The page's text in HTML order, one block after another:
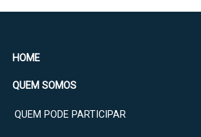
HOME
QUEM SOMOS
QUEM PODE PARTICIPAR